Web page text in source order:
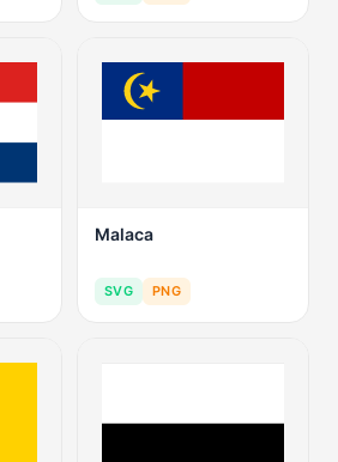
Malaca
SVG PNG